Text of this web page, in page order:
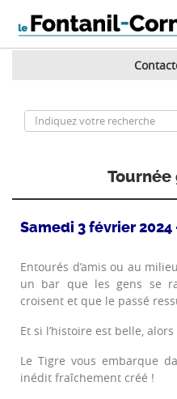
Samedi 3 février 2024
Entourés d’amis ou au
un bar que les gens se
croisent et que le passé
Et si l’histoire est belle,
Le Tigre vous embarque
inédit fraîchement créé !